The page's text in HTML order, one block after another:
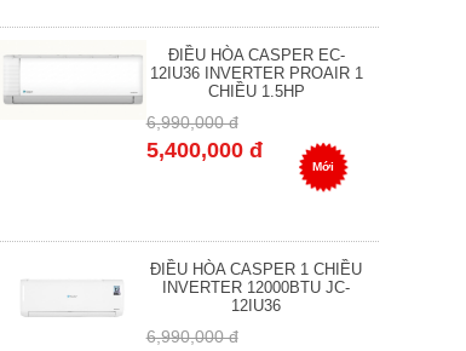
ĐIỀU HÒA CASPER EC-
12IU36 INVERTER PROAIR 1
CHIỀU 1.5HP
6,990,000 đ
5,400,000 đ
Mới
ĐIỀU HÒA CASPER 1 CHIỀU
INVERTER 12000BTU JC-
12IU36
6,990,000 đ